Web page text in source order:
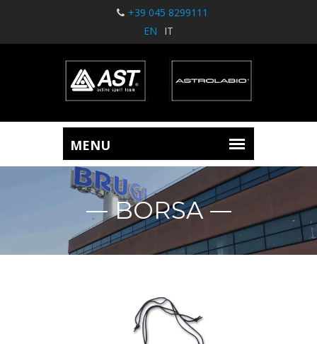
+39 045 8299111
EN
IT
BORSA